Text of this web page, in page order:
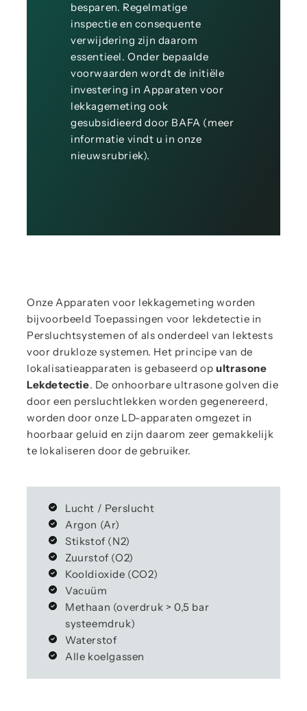
besparen. Regelmatige
inspectie en consequente
verwijdering zijn daarom
essentieel. Onder bepaalde
voorwaarden wordt de initiële
investering in Apparaten voor
lekkagemeting ook
gesubsidieerd door BAFA (meer
informatie vindt u in onze
nieuwsrubriek).
Onze Apparaten voor lekkagemeting worden
bijvoorbeeld Toepassingen voor lekdetectie in
Persluchtsystemen of als onderdeel van lektests
voor drukloze systemen. Het principe van de
lokalisatieapparaten is gebaseerd opultrasone
Lekdetectie. De onhoorbare ultrasone golven die
door een persluchtlekken worden gegenereerd,
worden door onze LD-apparaten omgezet in
hoorbaar geluid en zijn daarom zeer gemakkelijk
te lokaliseren door de gebruiker.
Lucht / Perslucht
Argon (Ar)
Stikstof (N2)
Zuurstof (O2)
Kooldioxide (CO2)
Vacuüm
Methaan (overdruk > 0,5 bar
systeemdruk)
Waterstof
Alle koelgassen